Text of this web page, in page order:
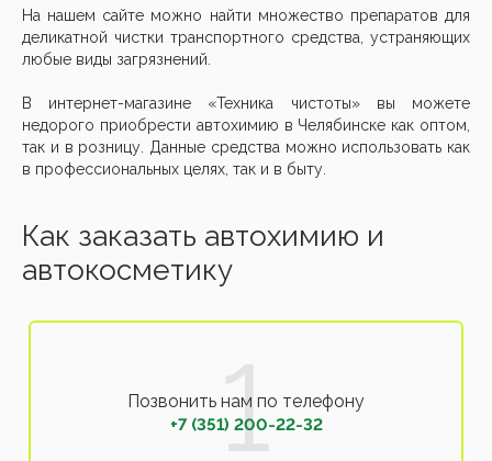
На нашем сайте можно найти множество препаратов для
деликатной чистки транспортного средства, устраняющих
любые виды загрязнений.
В интернет-магазине «Техника чистоты» вы можете
недорого приобрести автохимию в Челябинске как оптом,
так и в розницу. Данные средства можно использовать как
в профессиональных целях, так и в быту.
Как заказать автохимию и
автокосметику
Позвонить нам по телефону
+7 (351) 200-22-32